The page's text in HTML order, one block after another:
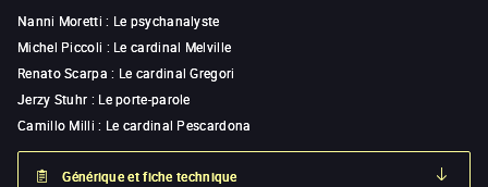
Nanni Moretti : Le psychanalyste
Michel Piccoli : Le cardinal Melville
Renato Scarpa : Le cardinal Gregori
Jerzy Stuhr : Le porte-parole
Camillo Milli : Le cardinal Pescardona
Générique et fiche technique